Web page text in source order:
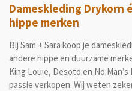
Dameskleding Drykorn
hippe merken
Bij Sam + Sara koop je
andere hippe en duurzame
King Louie, Desoto en No
passie verkopen. Wij weten